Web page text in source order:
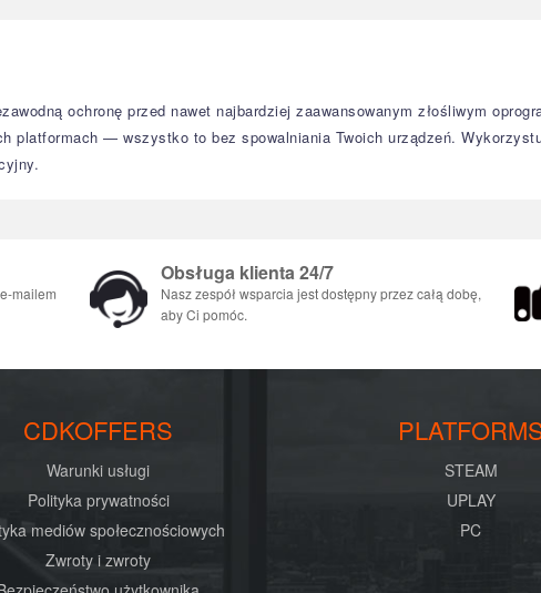
ochronę przed nawet najbardziej zaawansowanym złośliwym
platformach — wszystko to bez spowalniania Twoich urządzeń.
mailem
Obsługa klienta 24/7
Nasz zespół wsparcia jest dostępny przez całą dobę,
aby Ci pomóc.
CDKOFFERS
Warunki usługi
Polityka prywatności
mediów społecznościowych
Zwroty i zwroty
STEAM
UPLAY
PC